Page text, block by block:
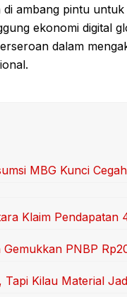
ambang pintu
ekonomi digital
dalam
MBG Kunci
Klaim Pendapatan
PNBP
Kilau Material